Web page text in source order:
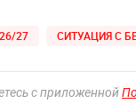
27 СИТУАЦИЯ С
с приложенной